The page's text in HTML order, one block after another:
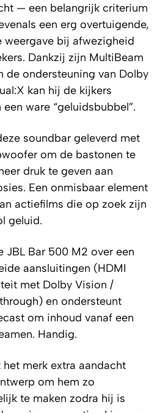
— een belangrijk criterium
een erg overtuigende,
weergave bij afwezigheid
Dankzij zijn MultiBeam
de ondersteuning van Dolby
kan hij de kijkers
ware “geluidsbubbel”.
soundbar geleverd met
om de bastonen te
druk te geven aan
Een onmisbaar element
actiefilms die op zoek zijn
geluid.
JBL Bar 500 M2 over een
aansluitingen (HDMI
met Dolby Vision /
en ondersteunt
om inhoud vanaf een
Handig.
merk extra aandacht
om hem zo
te maken zodra hij is